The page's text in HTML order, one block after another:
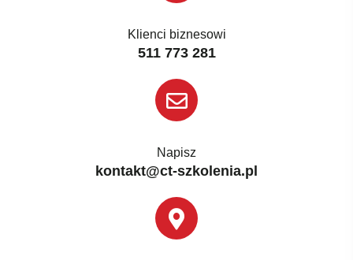
Klienci biznesowi
511 773 281
Napisz
kontakt@ct-szkolenia.pl